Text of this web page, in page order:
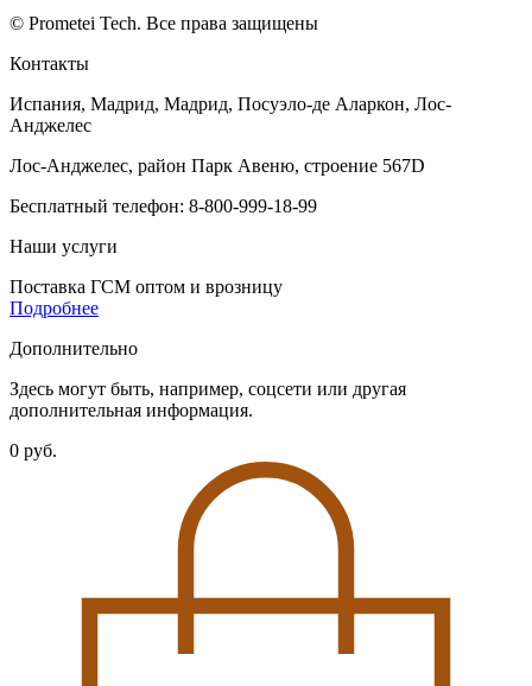
© Prometei Tech. Все права защищены
Контакты
Испания, Мадрид, Мадрид, Посуэло-де Аларкон, Лос-
Анджелес
Лос-Анджелес, район Парк Авеню, строение 567D
Бесплатный телефон: 8-800-999-18-99
Наши услуги
Поставка ГСМ оптом и врозницу
Подробнее
Дополнительно
Здесь могут быть, например, соцсети или другая
дополнительная информация.
0 руб.